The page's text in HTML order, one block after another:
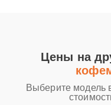
Цены на
Выберите модель